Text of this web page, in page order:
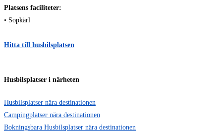
Platsens faciliteter:
• Sopkärl
Hitta till husbilsplatsen
Husbilsplatser i närheten
Husbilsplatser nära destinationen
Campingplatser nära destinationen
Bokningsbara Husbilsplatser nära destinationen